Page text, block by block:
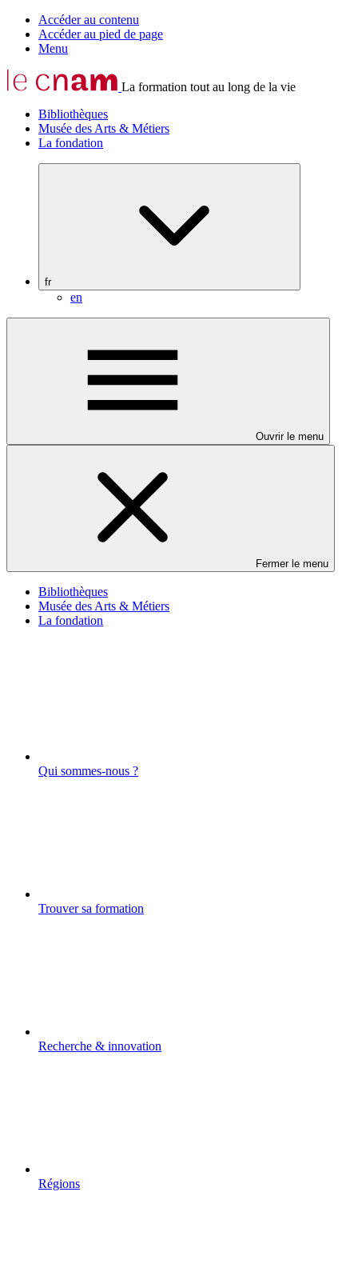
Accéder au contenu
Accéder au pied de page
Menu
La formation tout au long de la vie
Bibliothèques
Musée des Arts & Métiers
La fondation
fr
en
Ouvrir le menu
Fermer le menu
Bibliothèques
Musée des Arts & Métiers
La fondation
Qui sommes-nous ?
Trouver sa formation
Recherche & innovation
Régions